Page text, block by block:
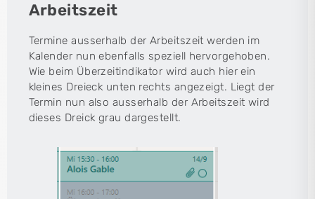
Arbeitszeit
Termine ausserhalb der Arbeitszeit werden im
Kalender nun ebenfalls speziell hervorgehoben.
Wie beim Überzeitindikator wird auch hier ein
kleines Dreieck unten rechts angezeigt. Liegt der
Termin nun also ausserhalb der Arbeitszeit wird
dieses Dreick grau dargestellt.